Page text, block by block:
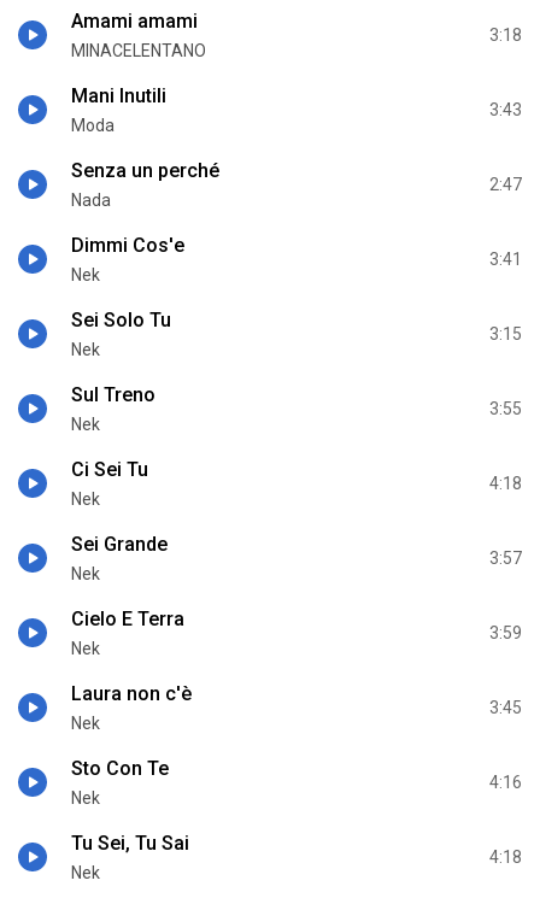
Amami amami
MINACELENTANO
3:18
Mani Inutili
Modа
3:43
Senza un perché
Nada
2:47
Dimmi Cos'e
Nek
3:41
Sei Solo Tu
Nek
3:15
Sul Treno
Nek
3:55
Ci Sei Tu
Nek
4:18
Sei Grande
Nek
3:57
Cielo E Terra
Nek
3:59
Laura non c'è
Nek
3:45
Sto Con Te
Nek
4:16
Tu Sei, Tu Sai
Nek
4:18